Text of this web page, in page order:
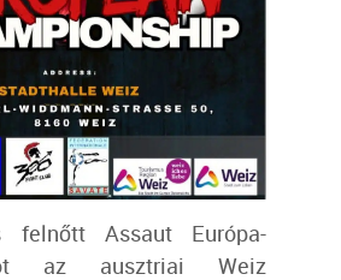
felnőtt Assaut Európa-
az ausztriai Weiz